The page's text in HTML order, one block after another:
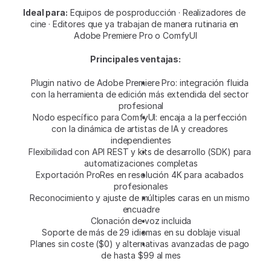
Ideal para: Equipos de posproducción · Realizadores de
cine · Editores que ya trabajan de manera rutinaria en
Adobe Premiere Pro o ComfyUI
Principales ventajas:
Plugin nativo de Adobe Premiere Pro: integración fluida
con la herramienta de edición más extendida del sector
profesional
Nodo específico para ComfyUI: encaja a la perfección
con la dinámica de artistas de IA y creadores
independientes
Flexibilidad con API REST y kits de desarrollo (SDK) para
automatizaciones completas
Exportación ProRes en resolución 4K para acabados
profesionales
Reconocimiento y ajuste de múltiples caras en un mismo
encuadre
Clonación de voz incluida
Soporte de más de 29 idiomas en su doblaje visual
Planes sin coste ($0) y alternativas avanzadas de pago
de hasta $99 al mes